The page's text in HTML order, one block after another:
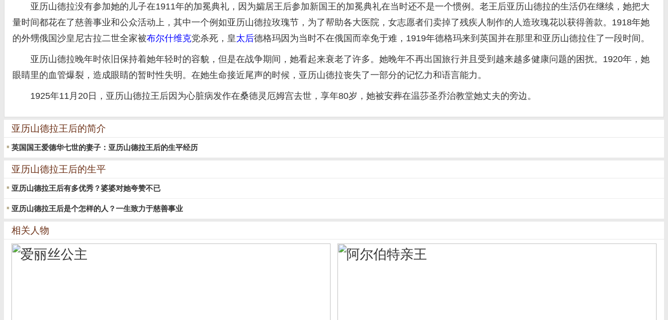
亚历山德拉没有参加她的儿子在1911年的加冕典礼，因为孀居王后参加新国王的加冕典礼在当时还不是一个惯例。老王后亚历山德拉的生活仍在继续，她把大
量时间都花在了慈善事业和公众活动上，其中一个例如亚历山德拉玫瑰节，为了帮助各大医院，女志愿者们卖掉了残疾人制作的人造玫瑰花以获得善款。1918年她
的外甥俄国沙皇尼古拉二世全家被布尔什维克党杀死，皇太后德格玛因为当时不在俄国而幸免于难，1919年德格玛来到英国并在那里和亚历山德拉住了一段时间。
亚历山德拉晚年时依旧保持着她年轻时的容貌，但是在战争期间，她看起来衰老了许多。她晚年不再出国旅行并且受到越来越多健康问题的困扰。1920年，她
眼睛里的血管爆裂，造成眼睛的暂时性失明。在她生命接近尾声的时候，亚历山德拉丧失了一部分的记忆力和语言能力。
1925年11月20日，亚历山德拉王后因为心脏病发作在桑德灵厄姆宫去世，享年80岁，她被安葬在温莎圣乔治教堂她丈夫的旁边。
亚历山德拉王后的简介
英国国王爱德华七世的妻子：亚历山德拉王后的生平经历
亚历山德拉王后的生平
亚历山德拉王后有多优秀？婆婆对她夸赞不已
亚历山德拉王后是个怎样的人？一生致力于慈善事业
相关人物